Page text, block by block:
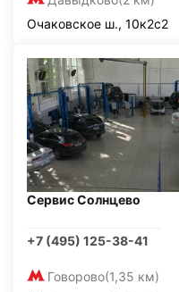
Очаковское ш., 10к2с2
Сервис Солнцево
+7 (495) 125-38-41
Говорово(1,35 км)